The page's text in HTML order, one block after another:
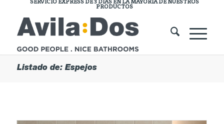
SERVICIO EXPRESS DE 3 DÍAS EN LA MAYORÍA DE NUESTROS
PRODUCTOS
Listado de: Espejos